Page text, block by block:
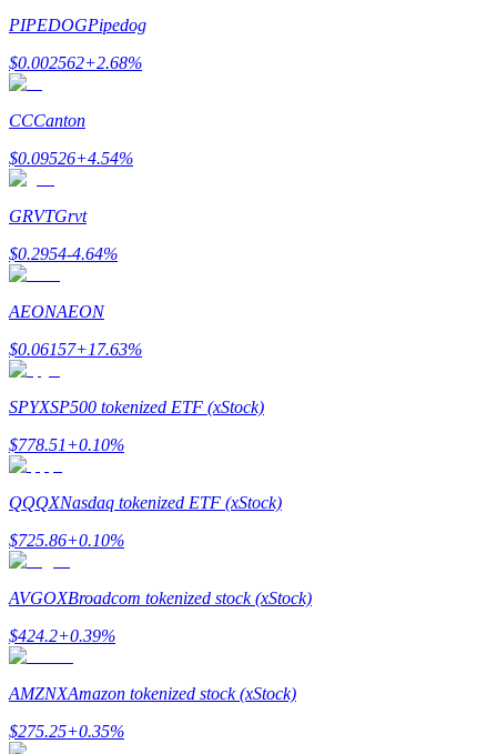
Analiza Big Data, w tym informacje handlowe itp.
Przewodnik
Przewodnik dla początkujących dotyczący kontraktów futures
Strategie handlowe
Dowiedz się, jak zachować rentowność
PIPEDOGPipedog
$0.002562+2.68%
CCCanton
$0.09526+4.54%
GRVTGrvt
$0.2954-4.64%
AEONAEON
$0.06157+17.63%
SPYXSP500 tokenized ETF (xStock)
$778.51+0.10%
QQQXNasdaq tokenized ETF (xStock)
$725.86+0.10%
AVGOXBroadcom tokenized stock (xStock)
$424.2+0.39%
AMZNXAmazon tokenized stock (xStock)
$275.25+0.35%